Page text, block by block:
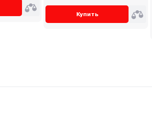
Купить